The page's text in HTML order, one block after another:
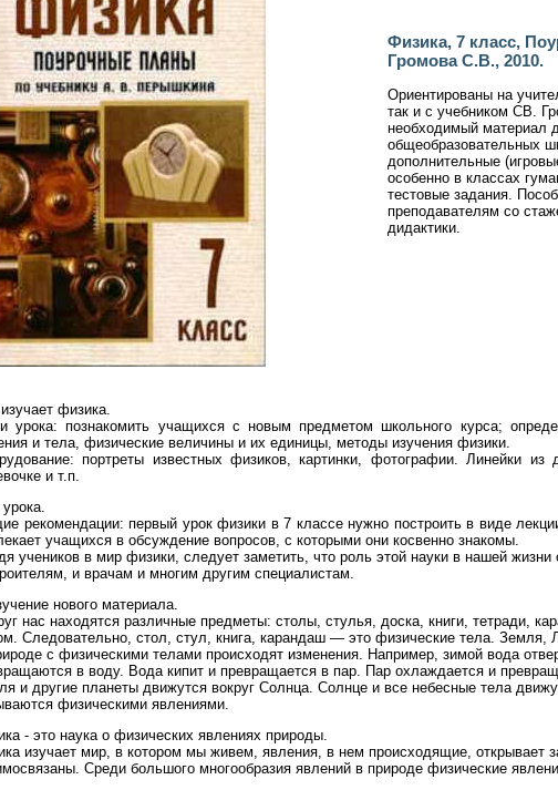
Физика, 7 класс,
Громова С.В., 2010.
Ориентированы на
так и с учебником СВ.
необходимый материал
общеобразовательных
дополнительные
особенно в классах
тестовые задания.
преподавателям со
дидактики.
физика.
урока: познакомить учащихся с новым предметом школьного курса;
и тела, физические величины и их единицы, методы изучения физики.
портреты известных физиков, картинки, фотографии. Линейки
и т.п.
рекомендации: первый урок физики в 7 классе нужно построить в виде
учащихся в обсуждение вопросов, с которыми они косвенно знакомы.
учеников в мир физики, следует заметить, что роль этой науки в нашей
и врачам и многим другим специалистам.
нового материала.
нас находятся различные предметы: столы, стулья, доска, книги, тетради,
Следовательно, стол, стул, книга, карандаш — это физические тела.
с физическими телами происходят изменения. Например, зимой вода
в воду. Вода кипит и превращается в пар. Пар охлаждается и
и другие планеты движутся вокруг Солнца. Солнце и все небесные тела
физическими явлениями.
- это наука о физических явлениях природы.
изучает мир, в котором мы живем, явления, в нем происходящие, открывает
Среди большого многообразия явлений в природе физические